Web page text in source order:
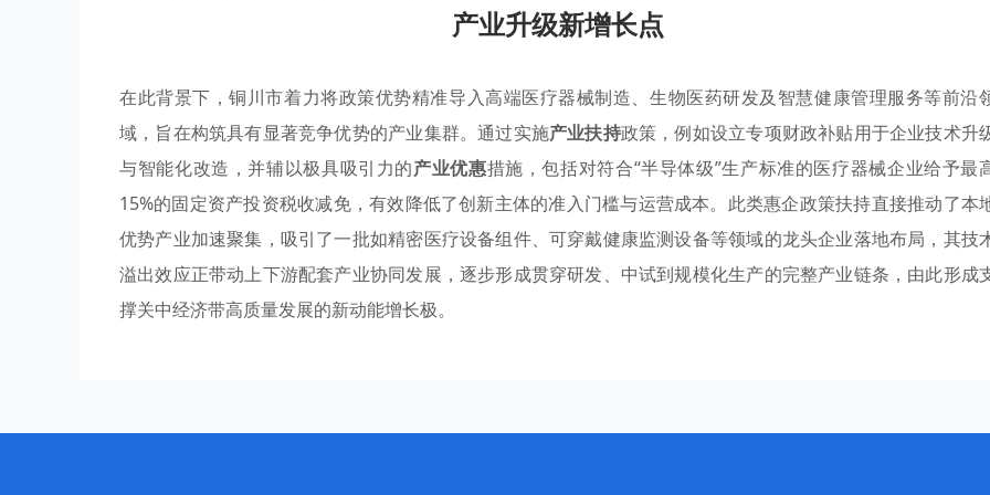
产业升级新增长点
在此背景下，铜川市着力将政策优势精准导入高端医疗器械制造、生物医药研发及智慧健康管理服务等前沿
域，旨在构筑具有显著竞争优势的产业集群。通过实施产业扶持政策，例如设立专项财政补贴用于企业技术升
与智能化改造，并辅以极具吸引力的产业优惠措施，包括对符合“半导体级”生产标准的医疗器械企业给予最
15%的固定资产投资税收减免，有效降低了创新主体的准入门槛与运营成本。此类惠企政策扶持直接推动了本
优势产业加速聚集，吸引了一批如精密医疗设备组件、可穿戴健康监测设备等领域的龙头企业落地布局，其技
溢出效应正带动上下游配套产业协同发展，逐步形成贯穿研发、中试到规模化生产的完整产业链条，由此形成
撑关中经济带高质量发展的新动能增长极。